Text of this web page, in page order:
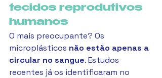
tecidos reprodutivos
humanos
O mais preocupante? Os
microplásticos não estão apenas a
circular no sangue. Estudos
recentes já os identificaram no